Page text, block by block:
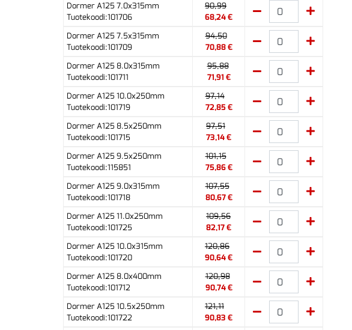
Dormer A125 7.0x315mm
Tuotekoodi:101706
90,99
68,24 €
Dormer A125 7.5x315mm
Tuotekoodi:101709
94,50
70,88 €
Dormer A125 8.0x315mm
Tuotekoodi:101711
95,88
71,91 €
Dormer A125 10.0x250mm
Tuotekoodi:101719
97,14
72,85 €
Dormer A125 8.5x250mm
Tuotekoodi:101715
97,51
73,14 €
Dormer A125 9.5x250mm
Tuotekoodi:115851
101,15
75,86 €
Dormer A125 9.0x315mm
Tuotekoodi:101718
107,55
80,67 €
Dormer A125 11.0x250mm
Tuotekoodi:101725
109,56
82,17 €
Dormer A125 10.0x315mm
Tuotekoodi:101720
120,86
90,64 €
Dormer A125 8.0x400mm
Tuotekoodi:101712
120,98
90,74 €
Dormer A125 10.5x250mm
Tuotekoodi:101722
121,11
90,83 €